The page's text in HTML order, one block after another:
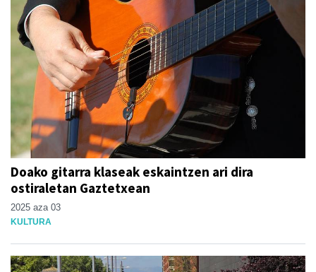
Doako gitarra klaseak eskaintzen ari dira
ostiraletan Gaztetxean
2025 aza 03
KULTURA